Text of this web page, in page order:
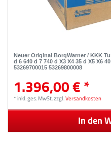
Neuer Original BorgWarner / KKK
d 6 640 d 7 740 d X3 X4 35 d X5 X6
53269700015 53269800008
1.396,00 € *
*inkl. ges. MwSt.zzgl.Versandkosten
In den